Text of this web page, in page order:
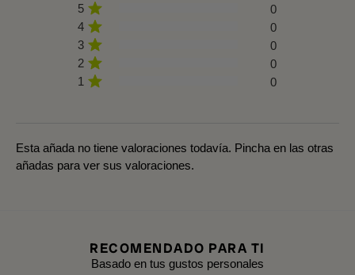
5
0
4
0
3
0
2
0
1
0
Esta añada no tiene valoraciones todavía. Pincha en las otras
añadas para ver sus valoraciones.
RECOMENDADO PARA TI
Basado en tus gustos personales